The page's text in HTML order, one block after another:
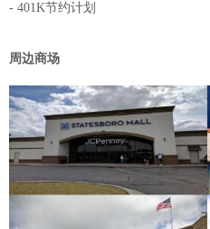
- 401K节约计划
周边商场